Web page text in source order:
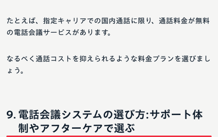
たとえば、指定キャリアでの国内通話に限り、通話料金が無料
の電話会議サービスがあります。
なるべく通話コストを抑えられるような料金プランを選びまし
ょう。
電話会議システムの選び方:サポート体
制やアフターケアで選ぶ